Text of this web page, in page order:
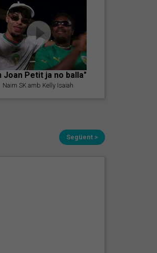
Joan Petit ja no balla"
Naim SK amb Kelly Isaiah
Següent >